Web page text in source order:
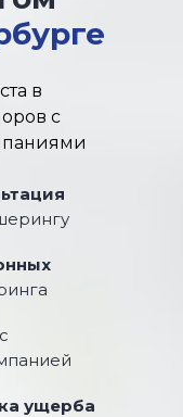
с
ущерба
в
с